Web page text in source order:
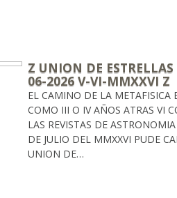
Z UNION DE
06-2026 V-VI-MMXXVI Z
EL CAMINO DE LA METAFISICA
COMO III O IV AÑOS ATRAS VI
LAS REVISTAS DE
DE JULIO DEL MMXXVI PUDE
UNION DE…